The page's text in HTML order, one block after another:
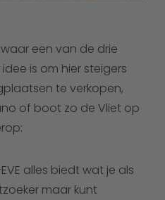
een van de drie
is om hier steigers
te verkopen,
of boot zo de Vliet op
alles biedt wat je als
maar kunt